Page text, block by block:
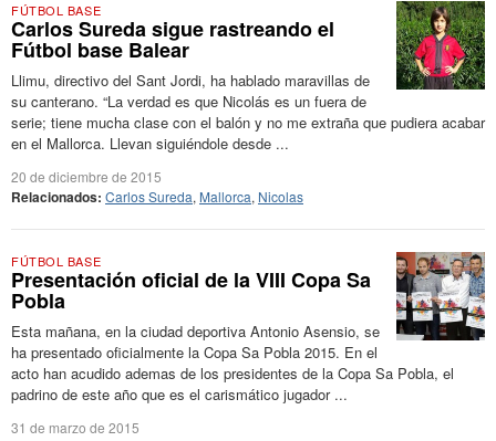
FÚTBOL BASE
Carlos Sureda sigue rastreando el
Fútbol base Balear
Llimu, directivo del Sant Jordi, ha hablado maravillas de
su canterano. “La verdad es que Nicolás es un fuera de
serie; tiene mucha clase con el balón y no me extraña que pudiera acabar
en el Mallorca. Llevan siguiéndole desde ...
20 de diciembre de 2015
Relacionados: Carlos Sureda, Mallorca, Nicolas
FÚTBOL BASE
Presentación oficial de la VIII Copa Sa
Pobla
Esta mañana, en la ciudad deportiva Antonio Asensio, se
ha presentado oficialmente la Copa Sa Pobla 2015. En el
acto han acudido ademas de los presidentes de la Copa Sa Pobla, el
padrino de este año que es el carismático jugador ...
31 de marzo de 2015